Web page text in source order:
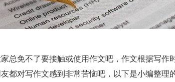
总免不了要接触或使用作文吧，作文根据写作
都对写作文感到非常苦恼吧，以下是小编整理